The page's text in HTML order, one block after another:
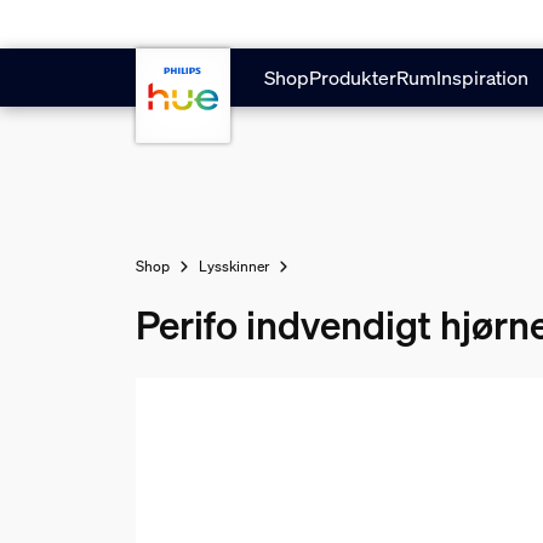
ShopProdukterRumInspiration
Shop Lysskinner
Perifo indvendigt